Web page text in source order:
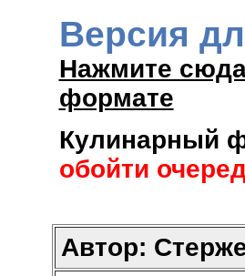
Версия
Нажмите
формате
Кулинарный
обойти
Автор: